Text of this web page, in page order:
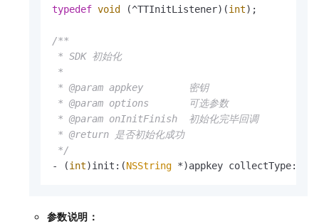
typedef void (^TTInitListener)(int);
/**
* SDK 初始化
*
* @param appkey        密钥
* @param options       可选参数
* @param onInitFinish  初始化完毕回调
* @return 是否初始化成功
*/
- (int)init:(NSString *)appkey
参数说明：